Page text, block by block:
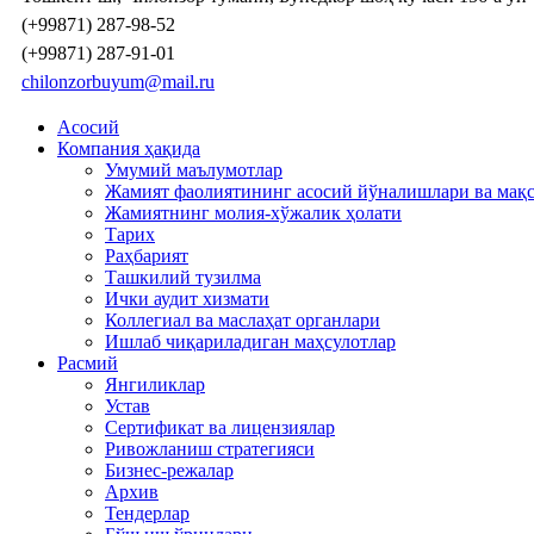
(+99871) 287-98-52
(+99871) 287-91-01
chilonzorbuyum@mail.ru
Асосий
Компания ҳақида
Умумий маълумотлар
Жамият фаолиятининг асосий йўналишлари ва
Жамиятнинг молия-хўжалик ҳолати
Тарих
Раҳбарият
Ташкилий тузилма
Ички аудит хизмати
Коллегиал ва маслаҳат органлари
Ишлаб чиқариладиган маҳсулотлар
Расмий
Янгиликлар
Устав
Сертификат ва лицензиялар
Ривожланиш стратегияси
Бизнес-режалар
Архив
Тендерлар